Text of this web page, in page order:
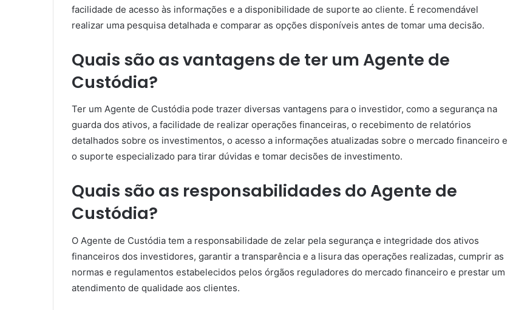
facilidade de acesso às informações e a disponibilidade de suporte ao cliente. É recomendável
realizar uma pesquisa detalhada e comparar as opções disponíveis antes de tomar uma decisão.
Quais são as vantagens de ter um Agente de
Custódia?
Ter um Agente de Custódia pode trazer diversas vantagens para o investidor, como a segurança na
guarda dos ativos, a facilidade de realizar operações financeiras, o recebimento de relatórios
detalhados sobre os investimentos, o acesso a informações atualizadas sobre o mercado financeiro e
o suporte especializado para tirar dúvidas e tomar decisões de investimento.
Quais são as responsabilidades do Agente de
Custódia?
O Agente de Custódia tem a responsabilidade de zelar pela segurança e integridade dos ativos
financeiros dos investidores, garantir a transparência e a lisura das operações realizadas, cumprir as
normas e regulamentos estabelecidos pelos órgãos reguladores do mercado financeiro e prestar um
atendimento de qualidade aos clientes.